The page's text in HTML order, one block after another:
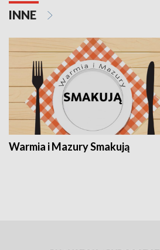
INNE
Warmia i Mazury Smakują